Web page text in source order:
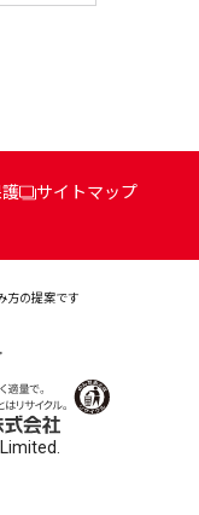
サイトマップ
方の提案です